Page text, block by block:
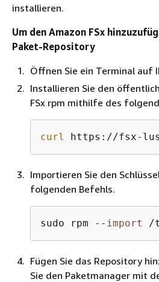
installieren.
Um den Amazon FSx
Paket-Repository
Öffnen Sie ein Terminal auf
Installieren Sie den
FSx rpm mithilfe des
curl https://fsx-
Importieren Sie den
folgenden Befehls.
sudo rpm -- import /
Fügen Sie das Repository
Sie den Paketmanager mit